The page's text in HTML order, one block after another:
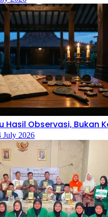
Hasil Observasi, Bukan
July 2026